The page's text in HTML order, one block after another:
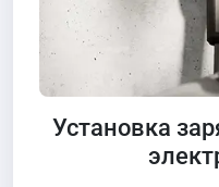
Установка